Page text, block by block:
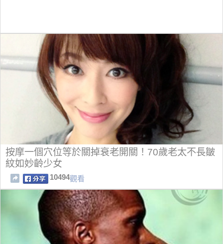
按摩一個穴位等於關掉衰老開關！70歲老太不長皺
紋如妙齡少女
10494觀看